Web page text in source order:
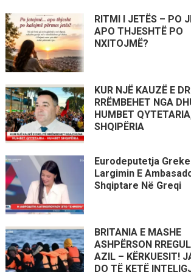
RITMI I JETËS – PO
APO THJESHTË PO
NXITOJMË?
KUR NJË KAUZË E
RRËMBEHET NGA
HUMBET
SHQIPËRIA
Eurodeputetja
Largimin E
Shqiptare Në Greqi
BRITANIA E MASHE
ASHPËRSON
AZIL – KËRKUESIT!
DO TË KETË